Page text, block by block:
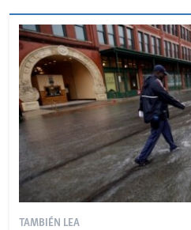
TAMBIÉN LEA